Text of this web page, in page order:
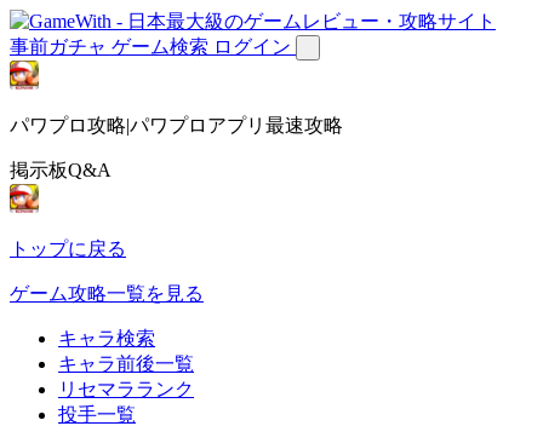
事前ガチャ ゲーム検索 ログイン
パワプロ攻略|パワプロアプリ最速攻略
掲示板Q&A
トップに戻る
ゲーム攻略一覧を見る
キャラ検索
キャラ前後一覧
リセマラランク
投手一覧